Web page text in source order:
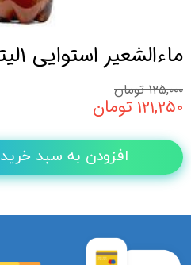
ماءالشعیر استوایی 1لیتر عالیس
۱۲۵,۰۰۰ تومان
۱۲۱,۲۵۰ تومان
افزودن به سبد خرید